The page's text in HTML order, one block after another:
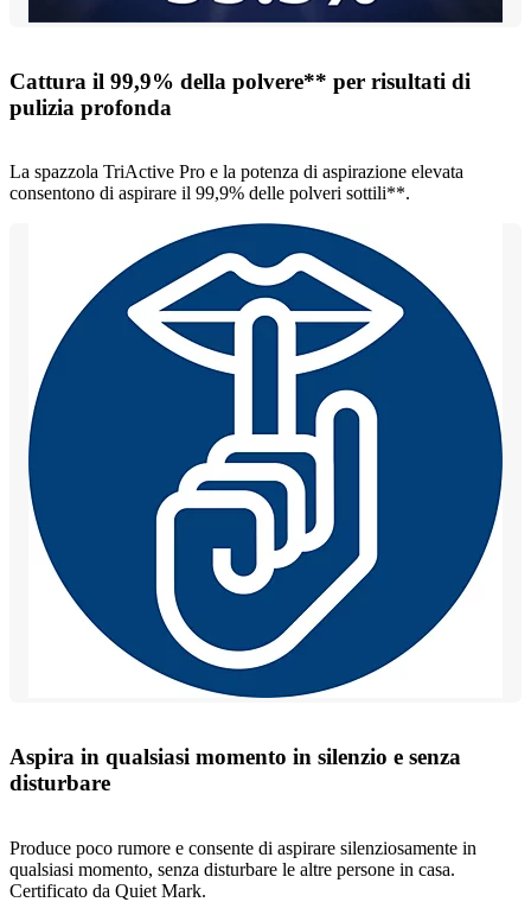
Cattura il 99,9% della polvere** per risultati di
pulizia profonda
La spazzola TriActive Pro e la potenza di aspirazione elevata
consentono di aspirare il 99,9% delle polveri sottili**.
Aspira in qualsiasi momento in silenzio e senza
disturbare
Produce poco rumore e consente di aspirare silenziosamente in
qualsiasi momento, senza disturbare le altre persone in casa.
Certificato da Quiet Mark.